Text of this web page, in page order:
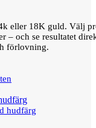
eller 18K guld. Välj
– och se resultatet
förlovning.